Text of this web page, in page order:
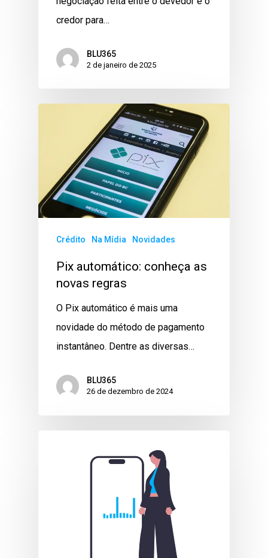
credor para…
BLU365
2 de janeiro de 2025
Crédito Na Mídia Novidades
Pix automático: conheça as
novas regras
O Pix automático é mais uma
novidade do método de pagamento
instantâneo. Dentre as diversas…
BLU365
26 de dezembro de 2024